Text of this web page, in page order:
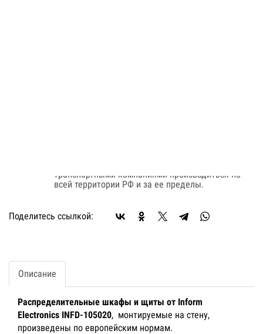
транспортными компаниями производиться по
всей территории РФ и за ее пределы.
Поделитесь ссылкой:
Описание
Распределительные шкафы и щиты от Inform
Electronics INFD-105020, монтируемые на стену,
произведены по европейским нормам.